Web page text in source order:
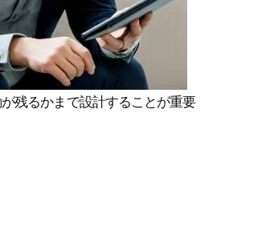
残るかまで設計することが重要